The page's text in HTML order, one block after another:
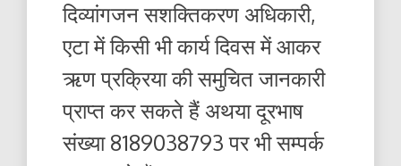
दिव्यांगजन सशक्तिकरण अधिकारी,
एटा में किसी भी कार्य दिवस में आकर
ऋण प्रक्रिया की समुचित जानकारी
प्राप्त कर सकते हैं अथया दूरभाष
संख्या 8189038793 पर भी सम्पर्क